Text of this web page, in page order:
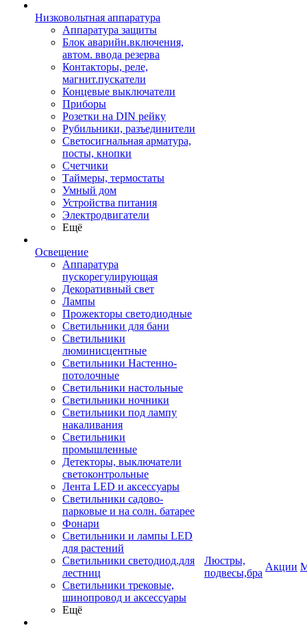
Низковольтная аппаратура
Аппаратура защиты
Блок аварийн.включения,
автом. ввода резерва
Контакторы, реле,
магнит.пускатели
Концевые выключатели
Приборы
Розетки на DIN рейку
Рубильники, разъединители
Светосигнальная арматура,
посты, кнопки
Счетчики
Таймеры, термостаты
Умный дом
Устройства питания
Электродвигатели
Ещё
Освещение
Аппаратура
пускорегулирующая
Декоративный свет
Лампы
Прожекторы светодиодные
Светильники для бани
Светильники
люминисцентные
Светильники Настенно-
потолочные
Светильники настольные
Светильники ночники
Светильники под лампу
накаливания
Светильники
промышленные
Детекторы, выключатели
светоконтрольные
Лента LED и аксессуары
Светильники садово-
парковые и на солн. батарее
Фонари
Светильники и лампы LED
для растений
Светильники светодиод.для
лестниц
Светильники трековые,
шинопровод и аксессуары
Ещё
Люстры,
подвесы,бра
Акции